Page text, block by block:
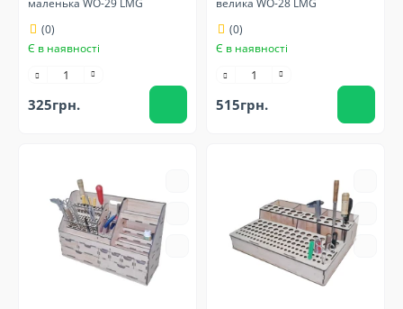
маленька WO-29 LMG
(0)
Є в наявності
325грн.
велика WO-28 LMG
(0)
Є в наявності
515грн.